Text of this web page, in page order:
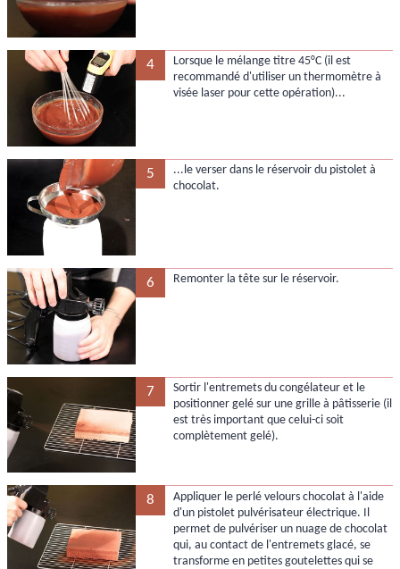
4
Lorsque le mélange titre 45°C (il est
recommandé d'utiliser un thermomètre à
visée laser pour cette opération)...
5
...le verser dans le réservoir du pistolet à
chocolat.
6 Remonter la tête sur le réservoir.
7
Sortir l'entremets du congélateur et le
positionner gelé sur une grille à pâtisserie (il
est très important que celui-ci soit
complètement gelé).
8
Appliquer le perlé velours chocolat à l'aide
d'un pistolet pulvérisateur électrique. Il
permet de pulvériser un nuage de chocolat
qui, au contact de l'entremets glacé, se
transforme en petites goutelettes qui se